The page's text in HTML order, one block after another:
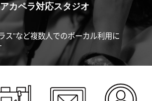
アカペラ対応スタジオ
ス"など複数人でのボーカル利用に